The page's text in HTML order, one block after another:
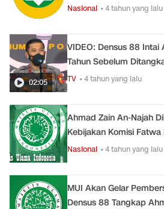
Nasional • 4 tahun yang lalu
02:05
VIDEO: Densus 88 Intai
Tahun Sebelum
TV • 4 tahun yang lalu
Ahmad Zain An-Najah
Kebijakan Komisi Fatwa
Nasional • 4 tahun yang lalu
MUI Akan Gelar
Densus 88 Tangkap